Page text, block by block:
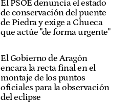
El PSOE denuncia el estado
de conservación del puente
de Piedra y exige a Chueca
que actúe "de forma urgente"
El Gobierno de Aragón
encara la recta final en el
montaje de los puntos
oficiales para la observación
del eclipse